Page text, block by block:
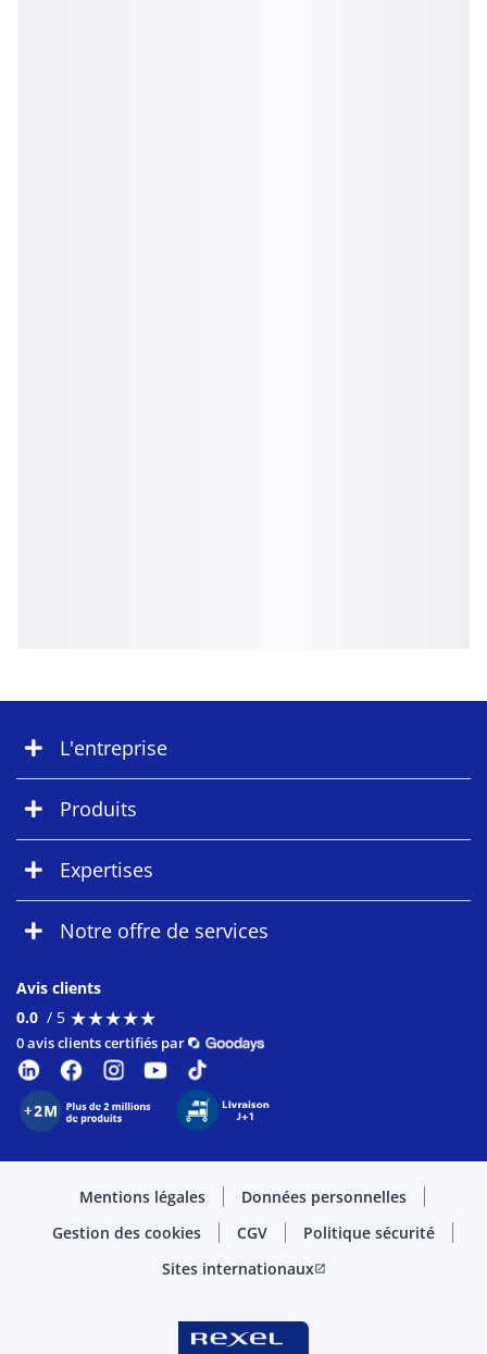
L'entreprise
Produits
Expertises
Notre offre de services
Avis clients
0.0 / 5 ★★★★★
★★★★★
0 avis clients certifiés par
Mentions légales
Données personnelles
Gestion des cookies
CGV
Politique sécurité
Sites internationauxopen_in_new